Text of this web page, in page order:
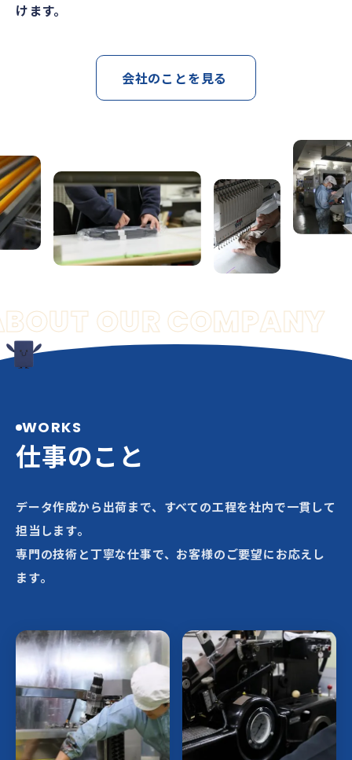
けます。
会社のことを見る
OUR COMPANY
WORKS
仕事のこと
データ作成から出荷まで、すべての工程を社内で一貫して
担当します。
専門の技術と丁寧な仕事で、お客様のご要望にお応えし
ます。